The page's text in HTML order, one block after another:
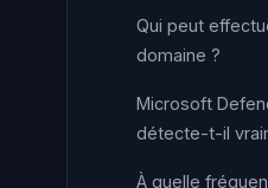
Qui peut
domaine ?
Microsoft
détecte-t-il
À quelle